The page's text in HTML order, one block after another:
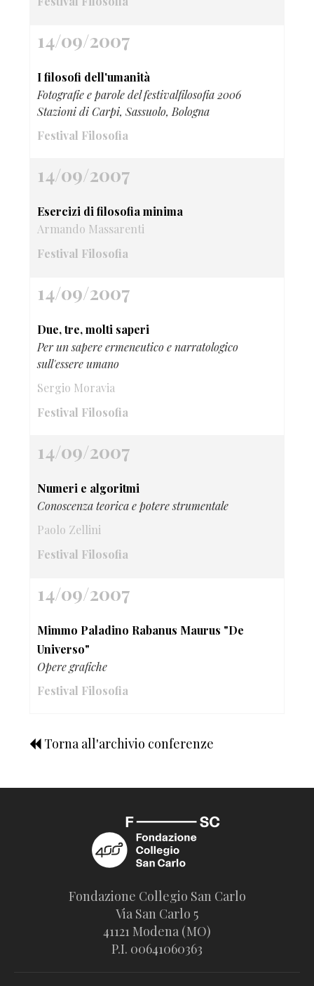
14/09/2007
I filosofi dell'umanità
Fotografie e parole del festivalfilosofia 2006
Stazioni di Carpi, Sassuolo, Bologna
Festival Filosofia
14/09/2007
Esercizi di filosofia minima
Armando Massarenti
Festival Filosofia
14/09/2007
Due, tre, molti saperi
Per un sapere ermeneutico e narratologico
sull'essere umano
Sergio Moravia
Festival Filosofia
14/09/2007
Numeri e algoritmi
Conoscenza teorica e potere strumentale
Paolo Zellini
Festival Filosofia
14/09/2007
Mimmo Paladino Rabanus Maurus "De
Universo"
Opere grafiche
Festival Filosofia
Torna all'archivio conferenze
Fondazione Collegio San Carlo
Via San Carlo 5
41121 Modena (MO)
P.I. 00641060363